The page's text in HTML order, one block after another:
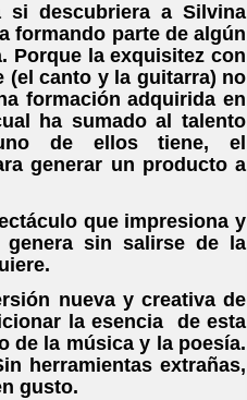
descubriera a Silvina
formando parte de algún
Porque la exquisitez con
(el canto y la guitarra) no
formación adquirida en
ha sumado al talento
de ellos tiene, el
generar un producto a
que impresiona y
sin salirse de la
nueva y creativa de
la esencia de esta
de la música y la poesía.
herramientas extrañas,
gusto.